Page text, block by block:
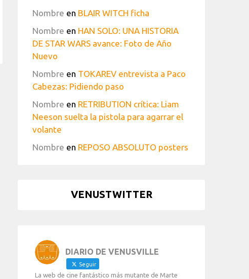
Nombre en BLAIR WITCH ficha
Nombre en HAN SOLO: UNA HISTORIA
DE STAR WARS avance: Foto de Año
Nuevo
Nombre en TOKAREV entrevista a Paco
Cabezas: Pidiendo paso
Nombre en RETRIBUTION crítica: Liam
Neeson suelta la pistola para agarrar el
volante
Nombre en REPOSO ABSOLUTO posters
VENUSTWITTER
DIARIO DE VENUSVILLE
Seguir
La web de cine fantástico más mutante de Marte